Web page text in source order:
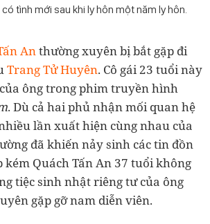
tình mới sau khi ly hôn một năm ly hôn.
Anthường xuyên bị bắt gặp đi
Trang Tử Huyên. Cô gái 23 tuổi này
ông trong phim truyền hình
. Dù cả hai phủ nhận mối quan hệ
lần xuất hiện cùng nhau của
đã khiến nảy sinh các tin đồn
kém Quách Tấn An 37 tuổi không
tiệc sinh nhật riêng tư của ông
gặp gỡ nam diễn viên.